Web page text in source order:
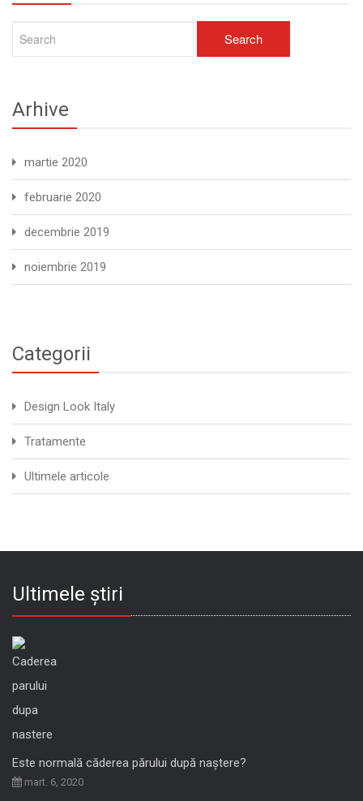
Arhive
martie 2020
februarie 2020
decembrie 2019
noiembrie 2019
Categorii
Design Look Italy
Tratamente
Ultimele articole
Ultimele știri
Este normală căderea părului după naștere?
mart. 6, 2020